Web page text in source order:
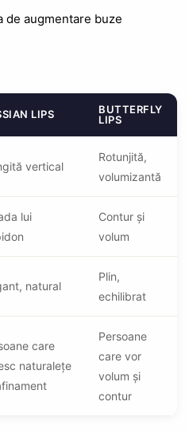
LIPS
BUTTERFLY
LIPS
vertical
Rotunjită,
volumizantă
lui
Contur și
volum
natural
Plin,
echilibrat
care
naturalețe
Persoane
care vor
volum și
contur